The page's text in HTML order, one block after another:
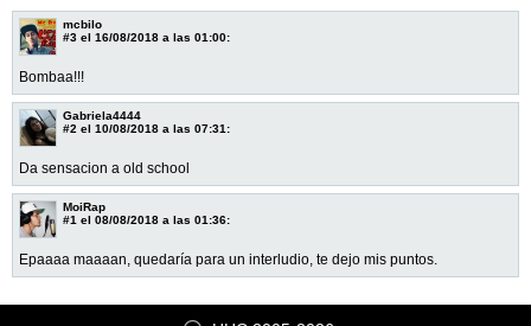
mcbilo
#3 el 16/08/2018 a las 01:00:
Bombaa!!!
Gabriela4444
#2 el 10/08/2018 a las 07:31:
Da sensacion a old school
MoiRap
#1 el 08/08/2018 a las 01:36:
Epaaaa maaaan, quedaría para un interludio, te dejo mis puntos.